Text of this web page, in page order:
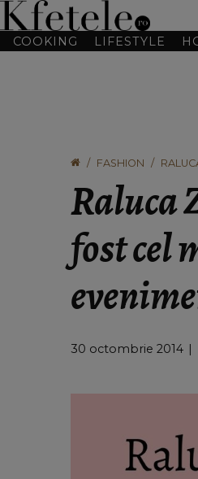
COOKING LIFESTYLE
FASHION
Raluca
fost cel
30 octombrie 2014